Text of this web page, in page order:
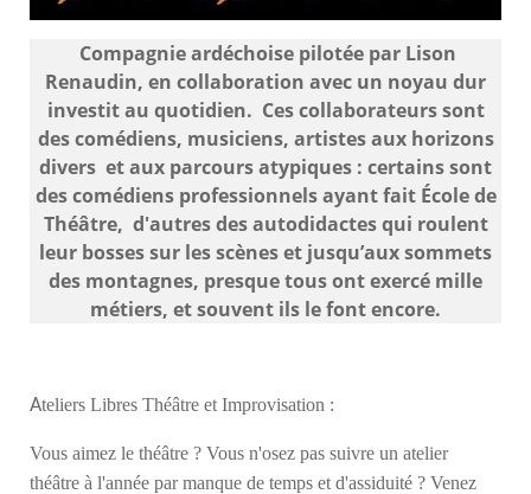
Compagnie ardéchoise pilotée par Lison
Renaudin, en collaboration avec un noyau dur
investit au quotidien. Ces collaborateurs sont
des comédiens, musiciens, artistes aux horizons
divers et aux parcours atypiques : certains sont
des comédiens professionnels ayant fait École de
Théâtre, d'autres des autodidactes qui roulent
leur bosses sur les scènes et jusqu’aux sommets
des montagnes, presque tous ont exercé mille
métiers, et souvent ils le font encore.
Ateliers Libres Théâtre et Improvisation :
Vous aimez le théâtre ? Vous n'osez pas suivre un atelier
théâtre à l'année par manque de temps et d'assiduité ? Venez